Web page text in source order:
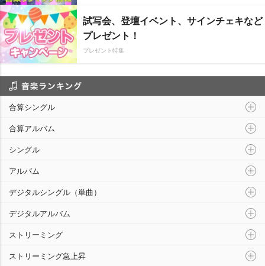
試写会、登壇イベント、サインチェキなど
プレゼント！
プレゼント特集
合算シングル
合算アルバム
シングル
アルバム
デジタルシングル（単曲）
デジタルアルバム
ストリーミング
ストリーミング急上昇